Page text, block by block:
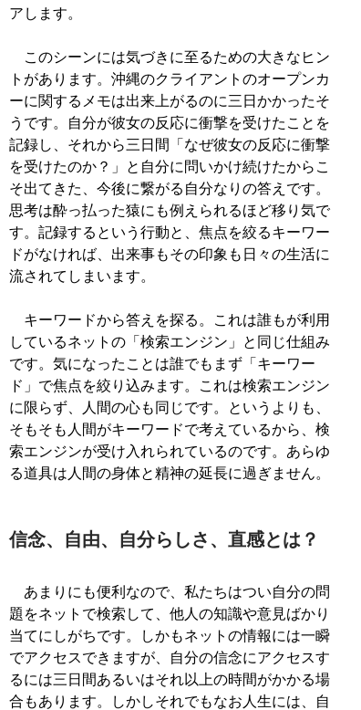
アします。
このシーンには気づきに至るための大きなヒン
トがあります。沖縄のクライアントのオープンカ
ーに関するメモは出来上がるのに三日かかったそ
うです。自分が彼女の反応に衝撃を受けたことを
記録し、それから三日間「なぜ彼女の反応に衝撃
を受けたのか？」と自分に問いかけ続けたからこ
そ出てきた、今後に繋がる自分なりの答えです。
思考は酔っ払った猿にも例えられるほど移り気で
す。記録するという行動と、焦点を絞るキーワー
ドがなければ、出来事もその印象も日々の生活に
流されてしまいます。
キーワードから答えを探る。これは誰もが利用
しているネットの「検索エンジン」と同じ仕組み
です。気になったことは誰でもまず「キーワー
ド」で焦点を絞り込みます。これは検索エンジン
に限らず、人間の心も同じです。というよりも、
そもそも人間がキーワードで考えているから、検
索エンジンが受け入れられているのです。あらゆ
る道具は人間の身体と精神の延長に過ぎません。
信念、自由、自分らしさ、直感とは？
あまりにも便利なので、私たちはつい自分の問
題をネットで検索して、他人の知識や意見ばかり
当てにしがちです。しかもネットの情報には一瞬
でアクセスできますが、自分の信念にアクセスす
るには三日間あるいはそれ以上の時間がかかる場
合もあります。しかしそれでもなお人生には、自